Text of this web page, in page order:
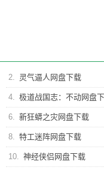
2. 灵气逼人网盘下载
4. 极道战国志：不动网盘
6. 新狂蟒之灾网盘下载
8. 特工迷阵网盘下载
10. 神经侠侣网盘下载